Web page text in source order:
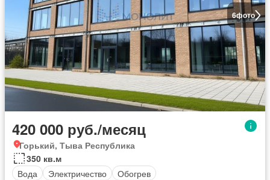
6фото
420 000 руб./месяц
Горький, Тыва Республика
350 кв.м
Вода
Электричество Обогрев